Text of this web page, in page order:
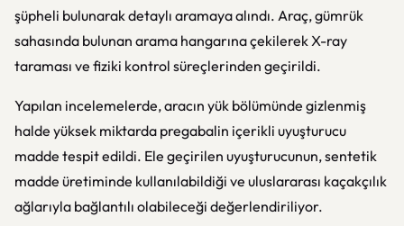
şüpheli bulunarak detaylı aramaya alındı. Araç, gümrük
sahasında bulunan arama hangarına çekilerek X-ray
taraması ve fiziki kontrol süreçlerinden geçirildi.
Yapılan incelemelerde, aracın yük bölümünde gizlenmiş
halde yüksek miktarda pregabalin içerikli uyuşturucu
madde tespit edildi. Ele geçirilen uyuşturucunun, sentetik
madde üretiminde kullanılabildiği ve uluslararası kaçakçılık
ağlarıyla bağlantılı olabileceği değerlendiriliyor.